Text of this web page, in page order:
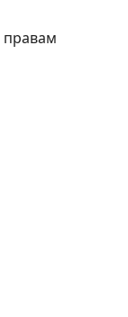
правам